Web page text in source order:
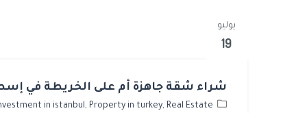
يوليو
19
شراء شقة جاهزة أم على الخريطة في
in istanbul, Property in turkey, Real Estate